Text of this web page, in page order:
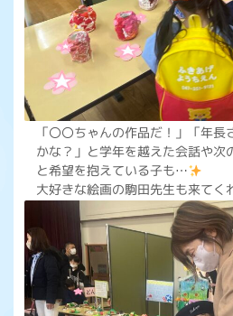
「〇〇ちゃんの作品だ！」「年
かな？」と学年を越えた会話や次
と希望を抱えている子も…
大好きな絵画の駒田先生も来てく